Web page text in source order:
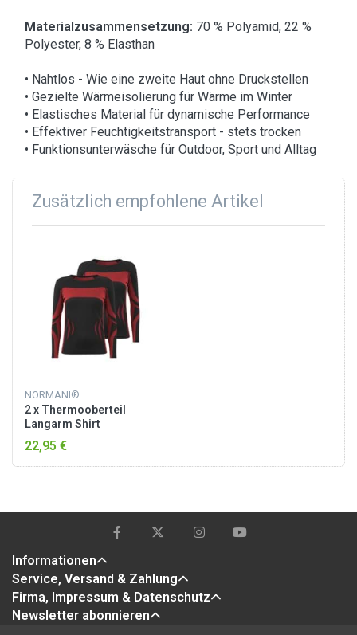
Materialzusammensetzung: 70 % Polyamid, 22 %
Polyester, 8 % Elasthan
• Nahtlos - Wie eine zweite Haut ohne Druckstellen
• Gezielte Wärmeisolierung für Wärme im Winter
• Elastisches Material für dynamische Performance
• Effektiver Feuchtigkeitstransport - stets trocken
• Funktionsunterwäsche für Outdoor, Sport und Alltag
Zusätzlich empfohlene Artikel
NORMANI®
2 x Thermooberteil
Langarm Shirt
Skiunterwäsche Unisex
Schwarz/Rot
22,95 €
Informationen
Service, Versand & Zahlung
Firma, Impressum & Datenschutz
Newsletter abonnieren